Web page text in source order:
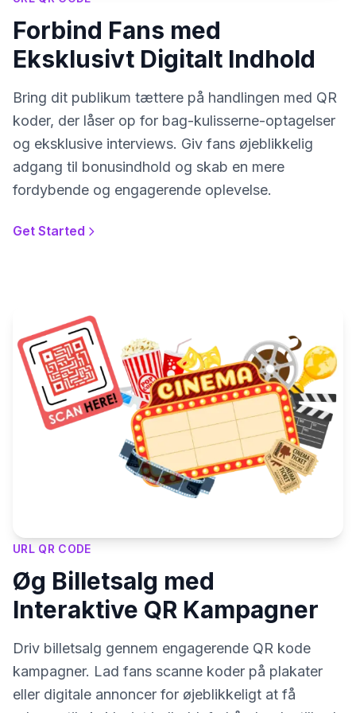
Forbind Fans med
Eksklusivt Digitalt Indhold
Bring dit publikum tættere på handlingen med QR
koder, der låser op for bag-kulisserne-optagelser
og eksklusive interviews. Giv fans øjeblikkelig
adgang til bonusindhold og skab en mere
fordybende og engagerende oplevelse.
Get Started
URL QR CODE
Øg Billetsalg med
Interaktive QR Kampagner
Driv billetsalg gennem engagerende QR kode
kampagner. Lad fans scanne koder på plakater
eller digitale annoncer for øjeblikkeligt at få